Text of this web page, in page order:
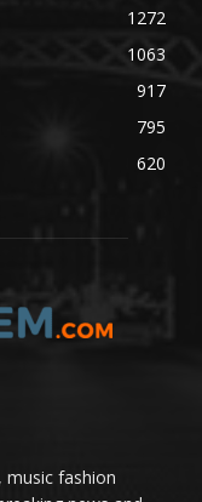
1272
1063
917
795
620
music fashion